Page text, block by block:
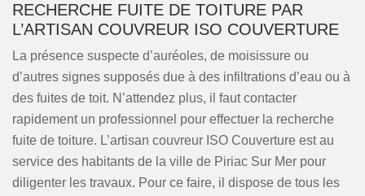
RECHERCHE FUITE DE TOITURE PAR
L’ARTISAN COUVREUR ISO COUVERTURE
La présence suspecte d’auréoles, de moisissure ou
d’autres signes supposés due à des infiltrations d’eau ou à
des fuites de toit. N’attendez plus, il faut contacter
rapidement un professionnel pour effectuer la recherche
fuite de toiture. L’artisan couvreur ISO Couverture est au
service des habitants de la ville de Piriac Sur Mer pour
diligenter les travaux. Pour ce faire, il dispose de tous les